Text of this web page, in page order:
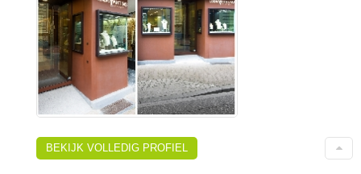
BEKIJK VOLLEDIG PROFIEL